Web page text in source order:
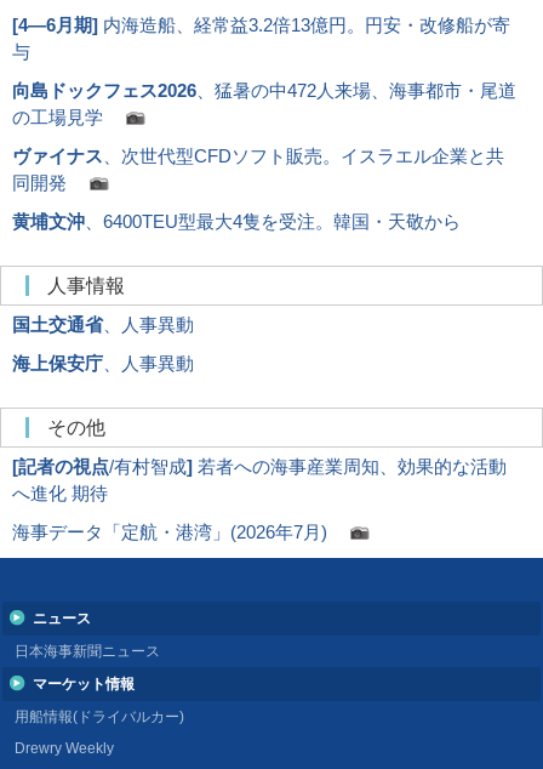
[4―6月期] 内海造船、経常益3.2倍13億円。円安・改修船が寄
与
向島ドックフェス2026 、猛暑の中472人来場、海事都市・尾道
の工場見学
ヴァイナス 、次世代型CFDソフト販売。イスラエル企業と共
同開発
黄埔文沖 、6400TEU型最大4隻を受注。韓国・天敬から
人事情報
国土交通省、人事異動
海上保安庁 、人事異動
その他
[記者の視点/有村智成] 若者への海事産業周知、効果的な活動
へ進化 期待
海事データ「定航・港湾」(2026年7月)
ニュース
日本海事新聞ニュース
マーケット情報
用船情報(ドライバルカー)
Drewry Weekly